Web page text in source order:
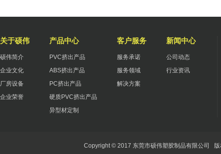
关于硕伟
硕伟简介
企业文化
厂房设备
企业荣誉
产品中心
PVC挤出产品
ABS挤出产品
PC挤出产品
硬质PVC挤出产品
异型材定制
客户服务
服务承诺
服务领域
解决方案
新闻中心
公司动态
行业资讯
Copyright © 2017 东莞市硕伟塑胶制品有限公司